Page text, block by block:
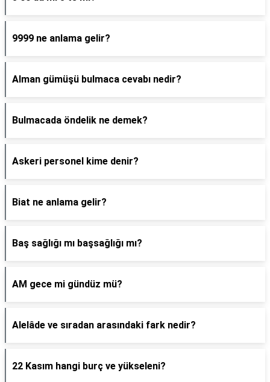
9999 ne anlama gelir?
Alman gümüşü bulmaca cevabı nedir?
Bulmacada öndelik ne demek?
Askeri personel kime denir?
Biat ne anlama gelir?
Baş sağlığı mı başsağlığı mı?
AM gece mi gündüz mü?
Alelâde ve sıradan arasındaki fark nedir?
22 Kasım hangi burç ve yükseleni?